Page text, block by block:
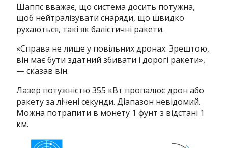
Шаппс вважає, що система досить потужна,
щоб нейтралізувати снаряди, що швидко
рухаються, такі як балістичні ракети.
«Справа не лише у повільних дронах. Зрештою,
він має бути здатний збивати і дорогі ракети»,
— сказав він.
Лазер потужністю 355 кВт пропалює дрон або
ракету за лічені секунди. Діапазон невідомий.
Можна потрапити в монету 1 фунт з відстані 1
км.